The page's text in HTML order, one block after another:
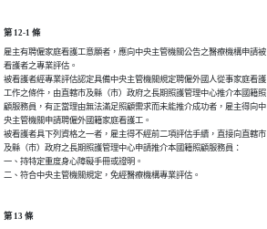
第 12-1 條
雇主有聘僱家庭看護工意願者，應向中央主管機關公告之醫療機構申請被
看護者之專業評估。
被看護者經專業評估認定具備中央主管機關規定聘僱外國人從事家庭看護
工作之條件，由直轄市及縣（市）政府之長期照護管理中心推介本國籍照
顧服務員，有正當理由無法滿足照顧需求而未能推介成功者，雇主得向中
央主管機關申請聘僱外國籍家庭看護工。
被看護者具下列資格之一者，雇主得不經前二項評估手續，直接向直轄市
及縣（市）政府之長期照護管理中心申請推介本國籍照顧服務員：
一、持特定重度身心障礙手冊或證明。
二、符合中央主管機關規定，免經醫療機構專業評估。
第 13 條